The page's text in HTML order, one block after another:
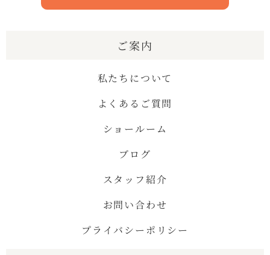
ご案内
私たちについて
よくあるご質問
ショールーム
ブログ
スタッフ紹介
お問い合わせ
プライバシーポリシー